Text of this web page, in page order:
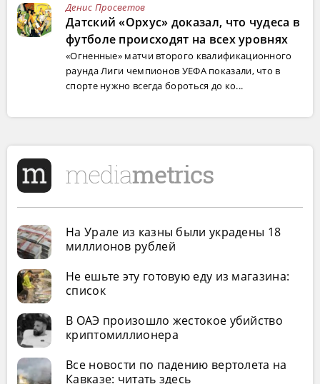
Денис Просветов
Датский «Орхус» доказал, что чудеса в
футболе происходят на всех уровнях
«Огненные» матчи второго квалификационного
раунда Лиги чемпионов УЕФА показали, что в
спорте нужно всегда бороться до ко...
На Урале из казны были украдены 18
миллионов рублей
Не ешьте эту готовую еду из магазина:
список
В ОАЭ произошло жестокое убийство
криптомиллионера
Все новости по падению вертолета на
Кавказе: читать здесь